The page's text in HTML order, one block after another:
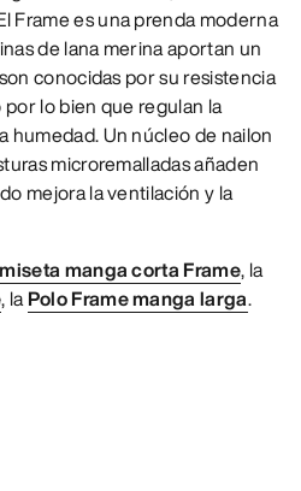
Frame es una prenda moderna
de lana merina aportan un
conocidas por su resistencia
lo bien que regulan la
humedad. Un núcleo de nailon
microremalladas añaden
mejora la ventilación y la
manga corta Frame, la
, laPolo Frame manga larga.